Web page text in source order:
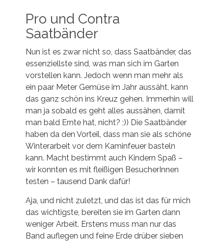
Pro und Contra
Saatbänder
Nun ist es zwar nicht so, dass Saatbänder, das
essenziellste sind, was man sich im Garten
vorstellen kann. Jedoch wenn man mehr als
ein paar Meter Gemüse im Jahr aussäht, kann
das ganz schön ins Kreuz gehen. Immerhin will
man ja sobald es geht alles aussähen, damit
man bald Ernte hat, nicht? ;)) Die Saatbänder
haben da den Vorteil, dass man sie als schöne
Winterarbeit vor dem Kaminfeuer basteln
kann. Macht bestimmt auch Kindern Spaß –
wir konnten es mit fleißigen BesucherInnen
testen – tausend Dank dafür!
Aja, und nicht zuletzt, und das ist das für mich
das wichtigste, bereiten sie im Garten dann
weniger Arbeit. Erstens muss man nur das
Band auflegen und feine Erde drüber sieben